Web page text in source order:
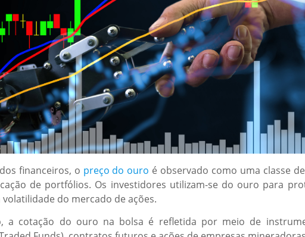
financeiros, o preço do ouro é observado como uma classe
de portfólios. Os investidores utilizam-se do ouro para
volatilidade do mercado de ações.
a cotação do ouro na bolsa é refletida por meio de